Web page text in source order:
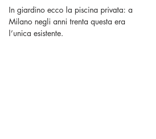
In giardino ecco la piscina privata: a
Milano negli anni trenta questa era
l’unica esistente.